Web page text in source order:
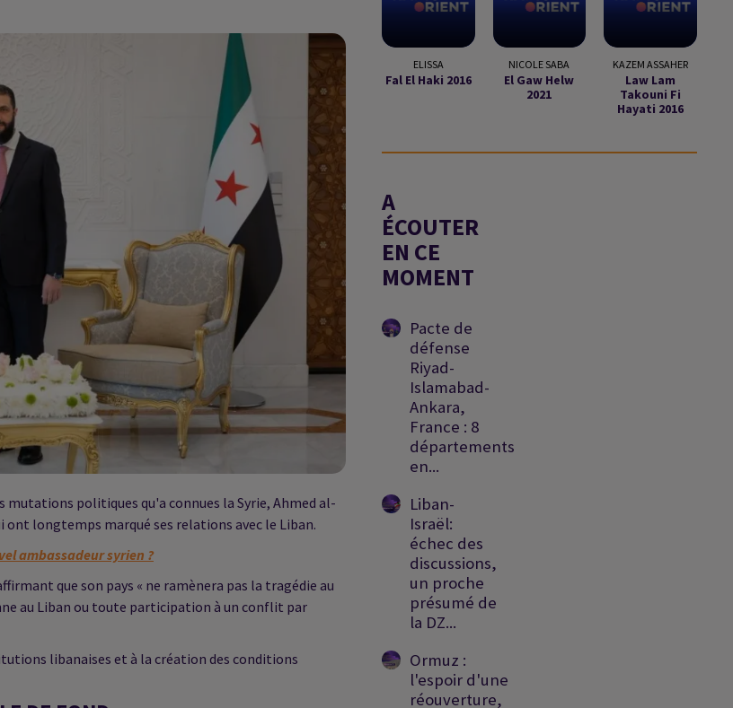
mutations politiques qu'a connues la Syrie, Ahmed al-
longtemps marqué ses relations avec le Liban.
ambassadeur syrien ?
que son pays « ne ramènera pas la tragédie au
au Liban ou toute participation à un conflit par
libanaises et à la création des conditions
ELISSA
Fal El Haki 2016
NICOLE SABA
El Gaw Helw
2021
KAZEM ASSAHER
Law Lam
Takouni Fi
Hayati 2016
A
ÉCOUTER
EN CE
MOMENT
Pacte de
défense
Riyad-
Islamabad-
Ankara,
France : 8
départements
en...
Liban-
Israël:
échec des
discussions,
un proche
présumé de
la DZ...
Ormuz :
l'espoir d'une
réouverture,